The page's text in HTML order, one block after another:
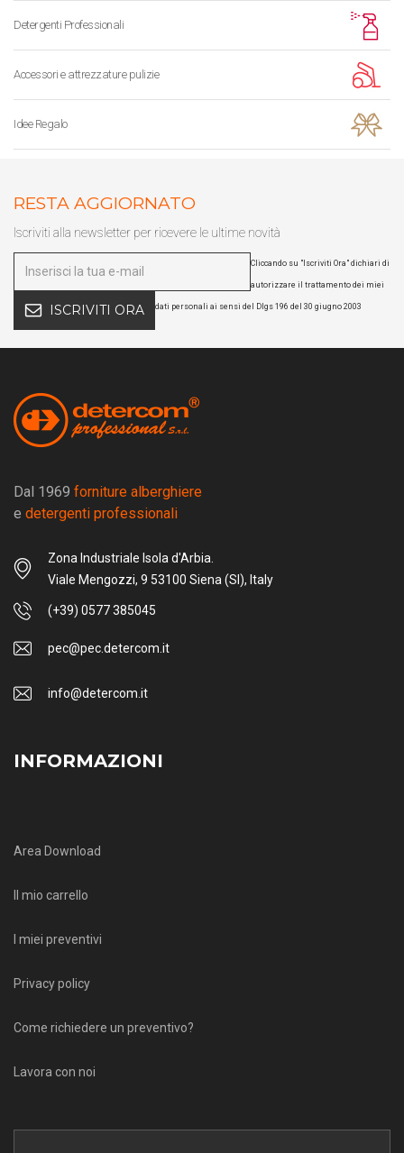
Detergenti Professionali
Accessori e attrezzature pulizie
Idee Regalo
RESTA AGGIORNATO
Iscriviti alla newsletter per ricevere le ultime novità
ISCRIVITI ORA
Cliccando su "Iscriviti Ora" dichiari di
autorizzare il trattamento dei miei
dati personali ai sensi del Dlgs 196 del 30 giugno 2003
Dal 1969 forniture alberghiere
e detergenti professionali
Zona Industriale Isola d'Arbia.
Viale Mengozzi, 9 53100 Siena (SI), Italy
(+39) 0577 385045
pec@pec.detercom.it
info@detercom.it
INFORMAZIONI
Area Download
Il mio carrello
I miei preventivi
Privacy policy
Come richiedere un preventivo?
Lavora con noi